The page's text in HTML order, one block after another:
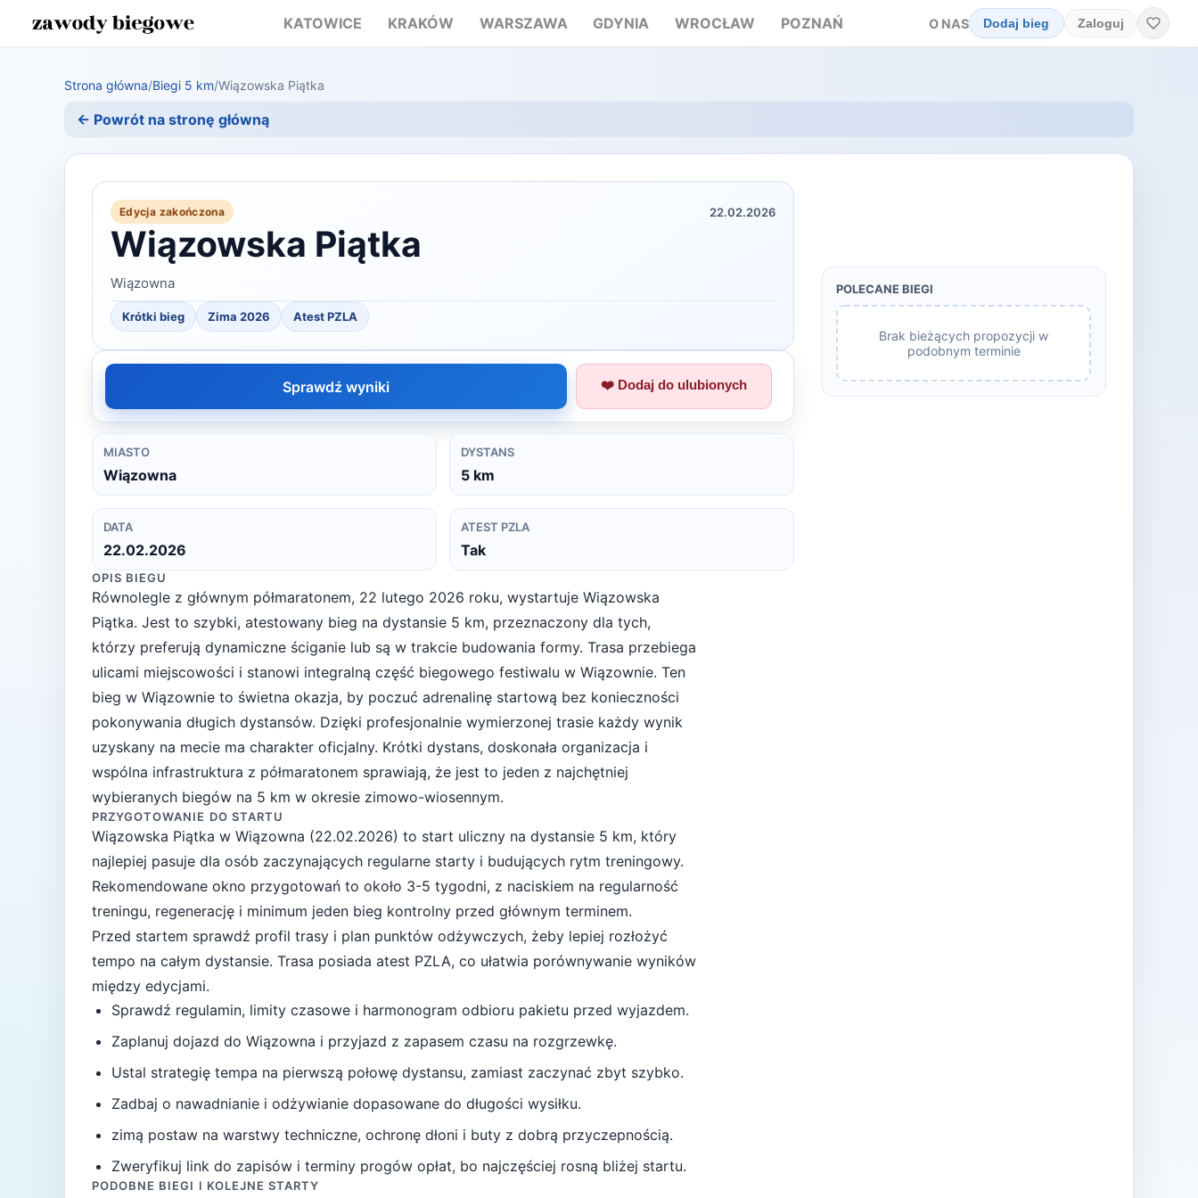
KATOWICE KRAKÓW WARSZAWA GDYNIA WROCŁAW POZNAŃ O NAS Dodaj bieg Zaloguj
Strona główna/Biegi 5 km/Wiązowska Piątka
← Powrót na stronę główną
Edycja zakończona 22.02.2026
Wiązowska Piątka
Wiązowna
Krótki bieg Zima 2026 Atest PZLA
Sprawdź wyniki ❤️ Dodaj do ulubionych
MIASTO
Wiązowna
DYSTANS
5 km
DATA
22.02.2026
ATEST PZLA
Tak
OPIS BIEGU
Równolegle z głównym półmaratonem, 22 lutego 2026 roku, wystartuje Wiązowska
Piątka. Jest to szybki, atestowany bieg na dystansie 5 km, przeznaczony dla tych,
którzy preferują dynamiczne ściganie lub są w trakcie budowania formy. Trasa przebiega
ulicami miejscowości i stanowi integralną część biegowego festiwalu w Wiązownie. Ten
bieg w Wiązownie to świetna okazja, by poczuć adrenalinę startową bez konieczności
pokonywania długich dystansów. Dzięki profesjonalnie wymierzonej trasie każdy wynik
uzyskany na mecie ma charakter oficjalny. Krótki dystans, doskonała organizacja i
wspólna infrastruktura z półmaratonem sprawiają, że jest to jeden z najchętniej
wybieranych biegów na 5 km w okresie zimowo-wiosennym.
PRZYGOTOWANIE DO STARTU
Wiązowska Piątka w Wiązowna (22.02.2026) to start uliczny na dystansie 5 km, który
najlepiej pasuje dla osób zaczynających regularne starty i budujących rytm treningowy.
Rekomendowane okno przygotowań to około 3-5 tygodni, z naciskiem na regularność
treningu, regenerację i minimum jeden bieg kontrolny przed głównym terminem.
Przed startem sprawdź profil trasy i plan punktów odżywczych, żeby lepiej rozłożyć
tempo na całym dystansie. Trasa posiada atest PZLA, co ułatwia porównywanie wyników
między edycjami.
Sprawdź regulamin, limity czasowe i harmonogram odbioru pakietu przed wyjazdem.
Zaplanuj dojazd do Wiązowna i przyjazd z zapasem czasu na rozgrzewkę.
Ustal strategię tempa na pierwszą połowę dystansu, zamiast zaczynać zbyt szybko.
Zadbaj o nawadnianie i odżywianie dopasowane do długości wysiłku.
zimą postaw na warstwy techniczne, ochronę dłoni i buty z dobrą przyczepnością.
Zweryfikuj link do zapisów i terminy progów opłat, bo najczęściej rosną bliżej startu.
PODOBNE BIEGI I KOLEJNE STARTY
POLECANE BIEGI
Brak bieżących propozycji w
podobnym terminie